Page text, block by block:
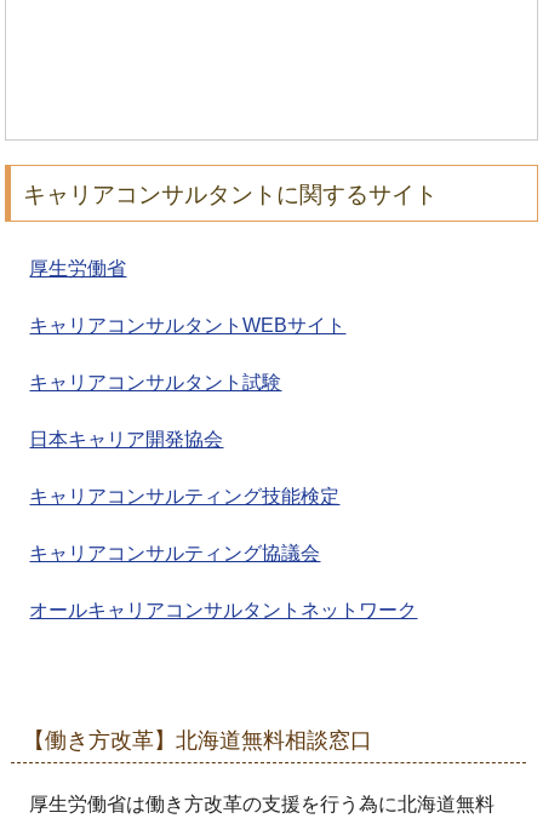
キャリアコンサルタントに関するサイト
厚生労働省
キャリアコンサルタントWEBサイト
キャリアコンサルタント試験
日本キャリア開発協会
キャリアコンサルティング技能検定
キャリアコンサルティング協議会
オールキャリアコンサルタントネットワーク
【働き方改革】北海道無料相談窓口
厚生労働省は働き方改革の支援を行う為に北海道無料